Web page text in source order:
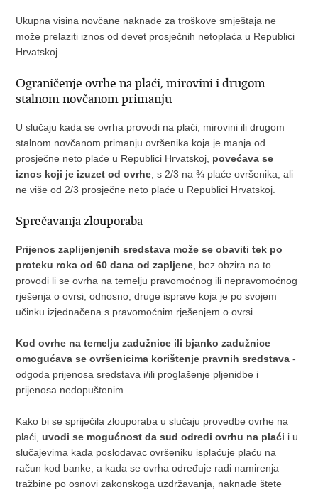
Ukupna visina novčane naknade za troškove smještaja ne
može prelaziti iznos od devet prosječnih netoplaća u Republici
Hrvatskoj.
Ograničenje ovrhe na plaći, mirovini i drugom
stalnom novčanom primanju
U slučaju kada se ovrha provodi na plaći, mirovini ili drugom
stalnom novčanom primanju ovršenika koja je manja od
prosječne neto plaće u Republici Hrvatskoj, povećava se
iznos koji je izuzet od ovrhe , s 2/3 na ¾ plaće ovršenika, ali
ne više od 2/3 prosječne neto plaće u Republici Hrvatskoj.
Sprečavanja zlouporaba
Prijenos zaplijenjenih sredstava može se obaviti tek po
proteku roka od 60 dana od zapljene , bez obzira na to
provodi li se ovrha na temelju pravomoćnog ili nepravomoćnog
rješenja o ovrsi, odnosno, druge isprave koja je po svojem
učinku izjednačena s pravomoćnim rješenjem o ovrsi.
Kod ovrhe na temelju zadužnice ili bjanko zadužnice
omogućava se ovršenicima korištenje pravnih sredstava -
odgoda prijenosa sredstava i/ili proglašenje pljenidbe i
prijenosa nedopuštenim.
Kako bi se spriječila zlouporaba u slučaju provedbe ovrhe na
plaći,uvodi se mogućnost da sud odredi ovrhu na plaći i u
slučajevima kada poslodavac ovršeniku isplaćuje plaću na
račun kod banke, a kada se ovrha određuje radi namirenja
tražbine po osnovi zakonskoga uzdržavanja, naknade štete